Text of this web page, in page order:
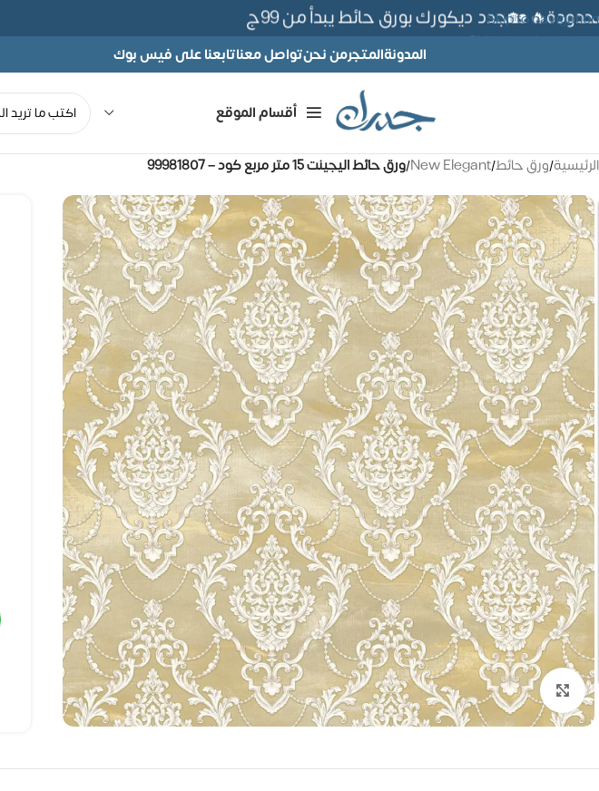
Skip to navigation
Skip to main content
🏡جدد ديكورك بورق حائط يبدأ من 99ج
المدونةالمتجرمن نحنتواصل معناتابعنا على فيس بوك
أقسام الموقع
الرئيسية/ورق حائط/
New Elegant
/ورق حائط اليجينت 15 متر مربع كود – 99981807
تكبير الصورة